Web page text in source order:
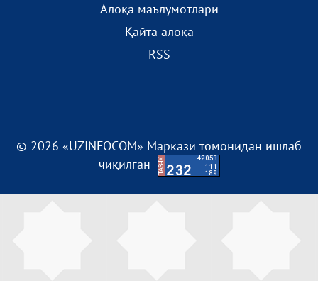
Алоқа маълумотлари
Қайта алоқа
RSS
© 2026 «UZINFOCOM» Маркази томонидан ишлаб
чиқилган